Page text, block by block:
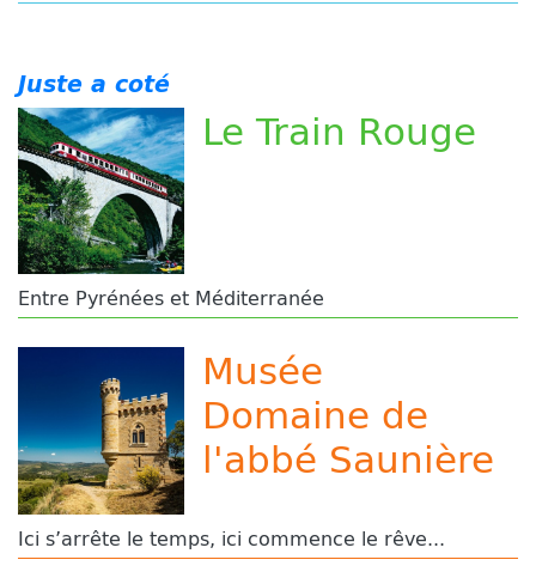
Juste a coté
Le Train Rouge
Entre Pyrénées et Méditerranée
Musée
Domaine de
l'abbé Saunière
Ici s’arrête le temps, ici commence le rêve...